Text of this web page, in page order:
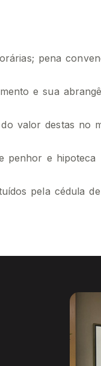
pena
e sua
valor destas no
penhor e
pela cédula